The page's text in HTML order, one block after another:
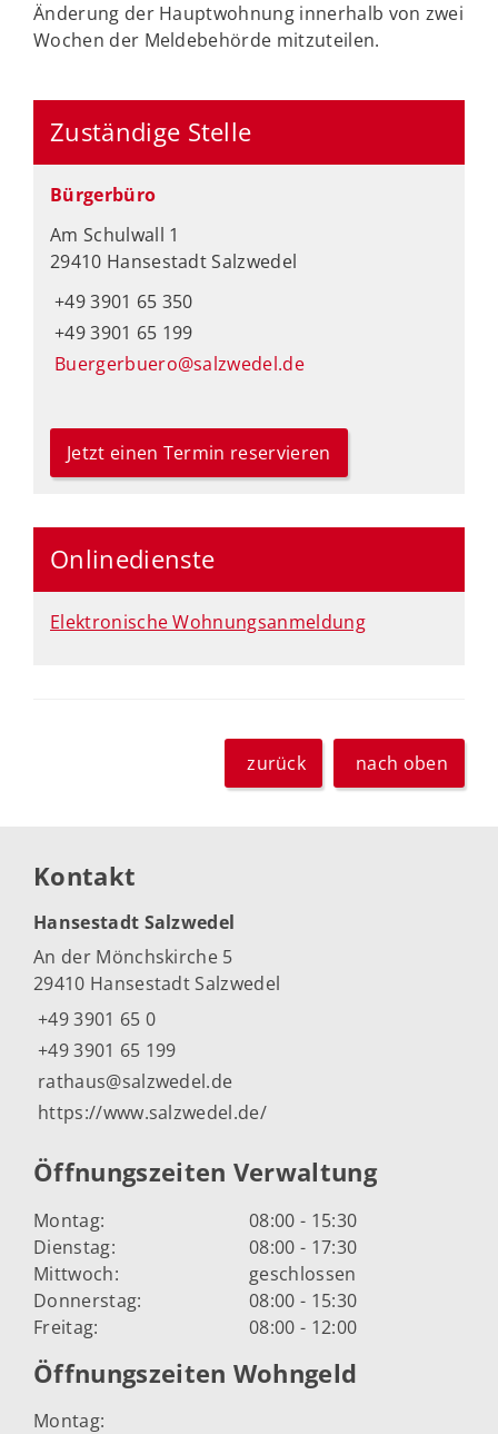
Änderung der Hauptwohnung innerhalb von zwei
Wochen der Meldebehörde mitzuteilen.
Zuständige Stelle
Bürgerbüro
Am Schulwall 1
29410 Hansestadt Salzwedel
+49 3901 65 350
+49 3901 65 199
Buergerbuero@salzwedel.de
Jetzt einen Termin reservieren
Onlinedienste
Elektronische Wohnungsanmeldung
zurück nach oben
Kontakt
Hansestadt Salzwedel
An der Mönchskirche 5
29410 Hansestadt Salzwedel
+49 3901 65 0
+49 3901 65 199
rathaus@salzwedel.de
https://www.salzwedel.de/
Öffnungszeiten Verwaltung
Montag:
08:00 - 15:30
Dienstag:
08:00 - 17:30
Mittwoch:
geschlossen
Donnerstag:
08:00 - 15:30
Freitag:
08:00 - 12:00
Öffnungszeiten Wohngeld
Montag: